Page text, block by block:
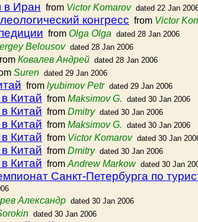
в Иран from Victor Komarov dated 22 Jan
конгресс from Victor
from Olga Olga dated 28 Jan 2006
Belousov dated 28 Jan 2006
Ковалев Андрей dated 28 Jan 2006
Suren dated 29 Jan 2006
from lyubimov Petr dated 29 Jan 2006
Китай from Maksimov G. dated 30 Jan 2006
Китай from Dmitry dated 30 Jan 2006
Китай from Maksimov G. dated 30 Jan 2006
Китай from Victor Komarov dated 30 Jan
Китай from Dmitry dated 30 Jan 2006
Китай from Andrew Markow dated 30 Jan
Санкт-Петербурга по
Александр dated 30 Jan 2006
dated 30 Jan 2006